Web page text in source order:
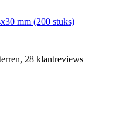
mm (200 stuks)
28 klantreviews